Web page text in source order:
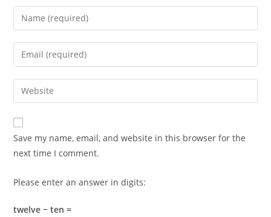
Enter
your
name
comment
Enter
your
email
address
comment
Enter
your
website
URL
(optional)
Save my name, email, and website in this browser for the
next time I comment.
Please enter an answer in digits:
twelve − ten =